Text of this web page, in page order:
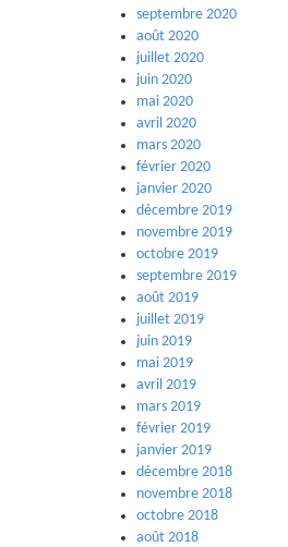
septembre 2020
août 2020
juillet 2020
juin 2020
mai 2020
avril 2020
mars 2020
février 2020
janvier 2020
décembre 2019
novembre 2019
octobre 2019
septembre 2019
août 2019
juillet 2019
juin 2019
mai 2019
avril 2019
mars 2019
février 2019
janvier 2019
décembre 2018
novembre 2018
octobre 2018
août 2018